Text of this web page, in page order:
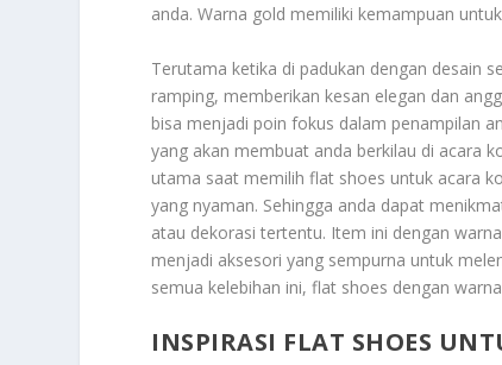
anda. Warna gold memiliki kemampuan
Terutama ketika di padukan dengan desain
ramping, memberikan kesan elegan dan
bisa menjadi poin fokus dalam penampilan
yang akan membuat anda berkilau di acara
utama saat memilih flat shoes untuk acara
yang nyaman. Sehingga anda dapat
atau dekorasi tertentu. Item ini dengan
menjadi aksesori yang sempurna untuk
semua kelebihan ini, flat shoes dengan
INSPIRASI FLAT SHOES